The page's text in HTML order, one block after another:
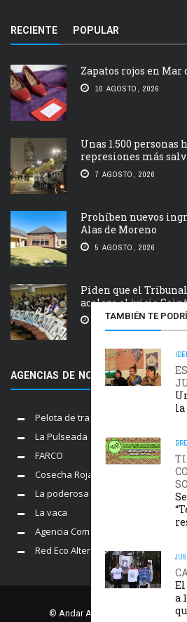
TAMBIÉN TE
la
a
RECIENTE POPULAR
Zapatos rojos en Mar
10 AGOSTO, 2026
Unas 1.500 personas
represiones más
7 AGOSTO, 2026
Prohíben nuevos
Alas de Moreno
5 AGOSTO, 2026
Piden que el
acelere el juicio
5 AGOSTO, 2026
AGENCIAS DE NOTICIAS AMIGAS
Pelota de trapo
La Pulseada
FARCO
Cosecha Roja
La poderosa
La vaca
Agencia Comunica
Red Eco Alternativo
© Andar Agencia. Comisión